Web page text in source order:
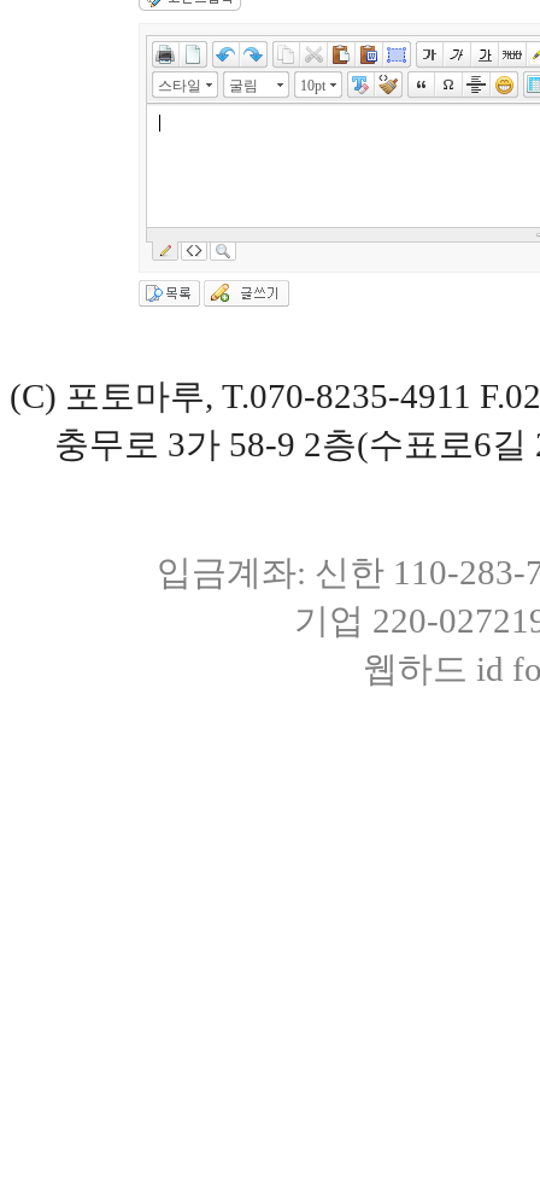
스타일 굴림 10pt
(C) 포토마루, T.070-8235-4911
충무로 3가 58-9 2층(수표로6
입금계좌: 신한 110-
기업 220-
웹하드 id